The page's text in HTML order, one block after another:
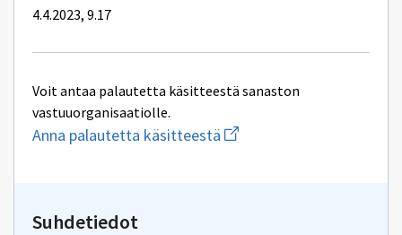
4.4.2023, 9.17
Voit antaa palautetta käsitteestä sanaston
vastuuorganisaatiolle.
Anna palautetta käsitteestä Aloita
uuden
Suhdetiedot